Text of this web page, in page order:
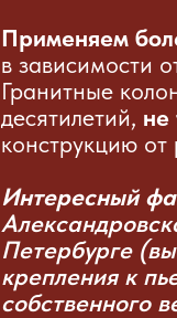
Применяем
в зависимости
Гранитные
десятилетий, не
конструкцию
Интересный
Петербурге
крепления к
собственного